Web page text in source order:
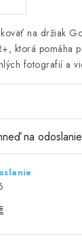
na držiak
ktorá pomáha
fotografií a